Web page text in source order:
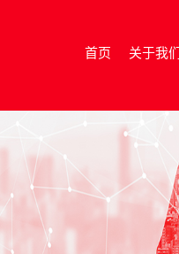
首页 关于我们